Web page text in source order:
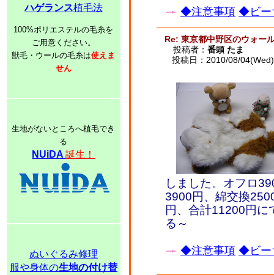
ハゲランス植毛法
100%ポリエステルの毛糸を
ご用意ください。
獣毛・ウールの毛糸は使えま
せん
生地がないところへ植毛でき
る
NUiDA誕生！
ぬいぐるみ修理
服や身体の生地の付け替
◆注意事項 ◆ビー
Re: 東京都中野区のウォー
投稿者： 番頭 たま
投稿日：2010/08/
しました。オフロ
3900円、綿交換
円、合計11200円に
る～
◆注意事項 ◆ビー